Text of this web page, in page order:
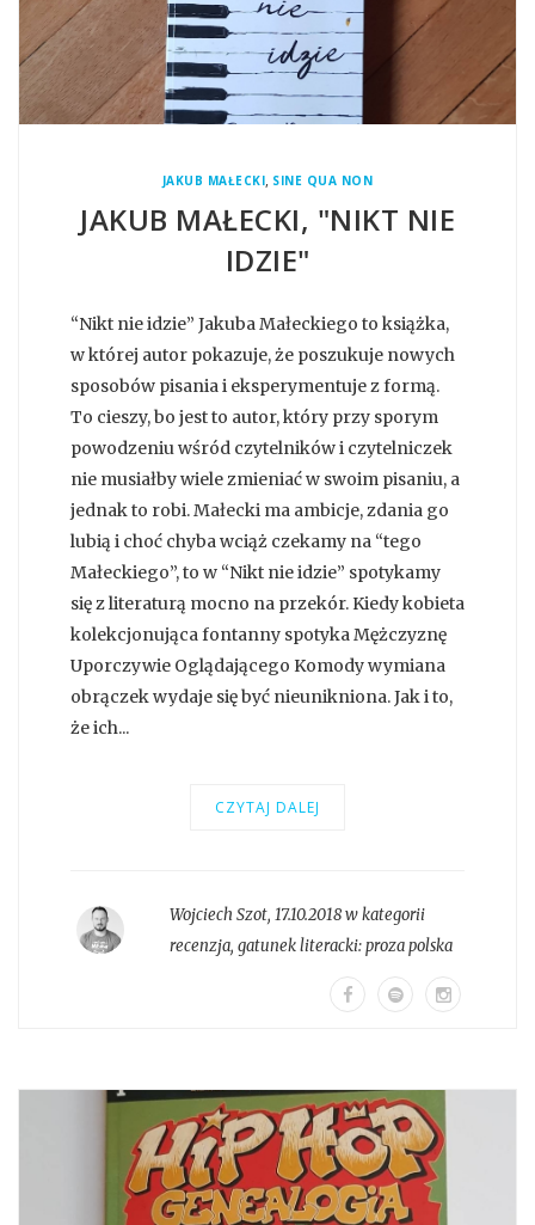
JAKUB MAŁECKI, SINE QUA NON
JAKUB MAŁECKI, "NIKT NIE
IDZIE"
“Nikt nie idzie” Jakuba Małeckiego to książka,
w której autor pokazuje, że poszukuje nowych
sposobów pisania i eksperymentuje z formą.
To cieszy, bo jest to autor, który przy sporym
powodzeniu wśród czytelników i czytelniczek
nie musiałby wiele zmieniać w swoim pisaniu, a
jednak to robi. Małecki ma ambicje, zdania go
lubią i choć chyba wciąż czekamy na “tego
Małeckiego”, to w “Nikt nie idzie” spotykamy
się z literaturą mocno na przekór. Kiedy kobieta
kolekcjonująca fontanny spotyka Mężczyznę
Uporczywie Oglądającego Komody wymiana
obrączek wydaje się być nieunikniona. Jak i to,
że ich...
CZYTAJ DALEJ
Wojciech Szot, 17.10.2018 w kategorii
recenzja, gatunek literacki:proza polska